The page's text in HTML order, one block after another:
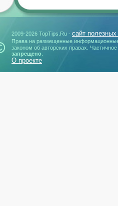
2009-2026 TopTips.Ru - сайт полезных
Права на размещенные
законом об авторских правах.
запрещено
О проекте